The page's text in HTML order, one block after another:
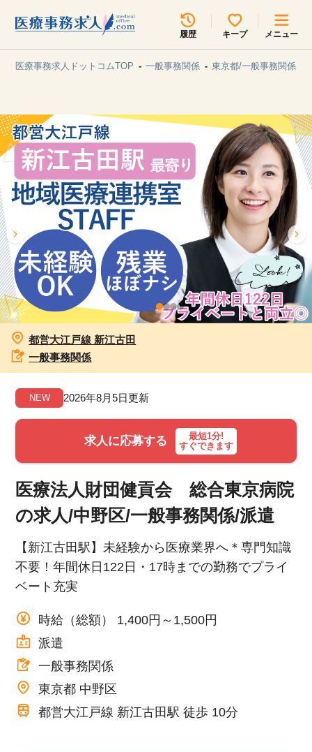
履歴 キープ メニュー
無料転職サポート お問い合わせ
見学会・イベント情報
医療事務まるわかりコラム
よくあるご質問
お知らせ
医療事務求人ドットコムとは
サイトの使い方
人材をお探しの医療機関・企業様
運営会社
医療事務求人ドットコムTOP 一般事務関係 東京都/一般事務関係
都営大江戸線 新江古田
一般事務関係
NEW 2026年8月5日更新
求人に応募する
最短1分!
すぐできます
医療法人財団健貢会 総合東京病院
の求人/中野区/一般事務関係/派遣
【新江古田駅】未経験から医療業界へ＊専門知識
不要！年間休日122日・17時までの勤務でプライ
ベート充実
時給（総額） 1,400円～1,500円
派遣
一般事務関係
東京都 中野区
都営大江戸線 新江古田駅 徒歩 10分
所在地のエリアを選択してください
各支店担当よりご連絡させていただきます。
関東 関西
東海 北海道・東北
甲信越・北陸 中国・四国
九州・沖縄